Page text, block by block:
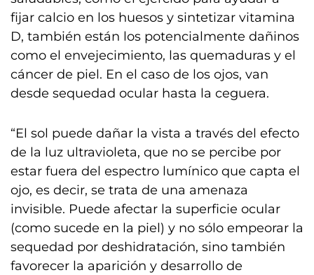
fijar calcio en los huesos y sintetizar vitamina
D, también están los potencialmente dañinos
como el envejecimiento, las quemaduras y el
cáncer de piel. En el caso de los ojos, van
desde sequedad ocular hasta la ceguera.
“El sol puede dañar la vista a través del efecto
de la luz ultravioleta, que no se percibe por
estar fuera del espectro lumínico que capta el
ojo, es decir, se trata de una amenaza
invisible. Puede afectar la superficie ocular
(como sucede en la piel) y no sólo empeorar la
sequedad por deshidratación, sino también
favorecer la aparición y desarrollo de